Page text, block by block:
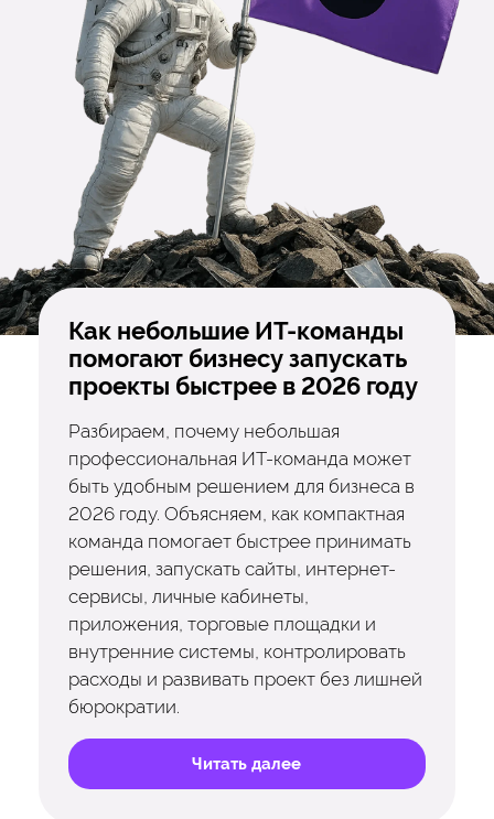
Как небольшие ИТ-команды
помогают бизнесу запускать
проекты быстрее в 2026 году
Разбираем, почему небольшая
профессиональная ИТ-команда может
быть удобным решением для бизнеса в
2026 году. Объясняем, как компактная
команда помогает быстрее принимать
решения, запускать сайты, интернет-
сервисы, личные кабинеты,
приложения, торговые площадки и
внутренние системы, контролировать
расходы и развивать проект без лишней
бюрократии.
Читать далее